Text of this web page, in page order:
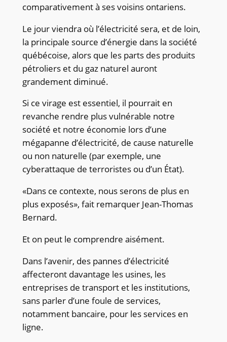
comparativement à ses voisins ontariens.
Le jour viendra où l’électricité sera, et de loin,
la principale source d’énergie dans la société
québécoise, alors que les parts des produits
pétroliers et du gaz naturel auront
grandement diminué.
Si ce virage est essentiel, il pourrait en
revanche rendre plus vulnérable notre
société et notre économie lors d’une
mégapanne d’électricité, de cause naturelle
ou non naturelle (par exemple, une
cyberattaque de terroristes ou d’un État).
«Dans ce contexte, nous serons de plus en
plus exposés», fait remarquer Jean-Thomas
Bernard.
Et on peut le comprendre aisément.
Dans l’avenir, des pannes d’électricité
affecteront davantage les usines, les
entreprises de transport et les institutions,
sans parler d’une foule de services,
notamment bancaire, pour les services en
ligne.